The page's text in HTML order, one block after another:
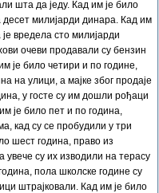
шта да једу. Кад им је било
десет милијарди динара. Кад им
вредела сто милијарди
очеви продавали су бензин
је било четири и по године,
на улици, а мајке због продаје
у госте су им дошли рођаци
је било пет и по година,
кад су се пробудили у три
шест година, право из
увече су их изводили на терасу
пола школске године су
штрајковали. Кад им је било